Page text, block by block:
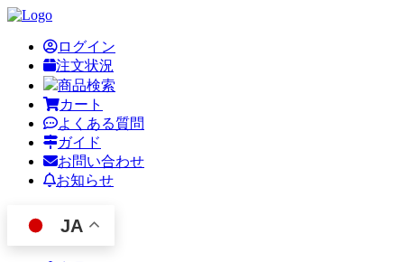
ログイン
注文状況
商品検索
カート
よくある質問
ガイド
お問い合わせ
お知らせ
JA